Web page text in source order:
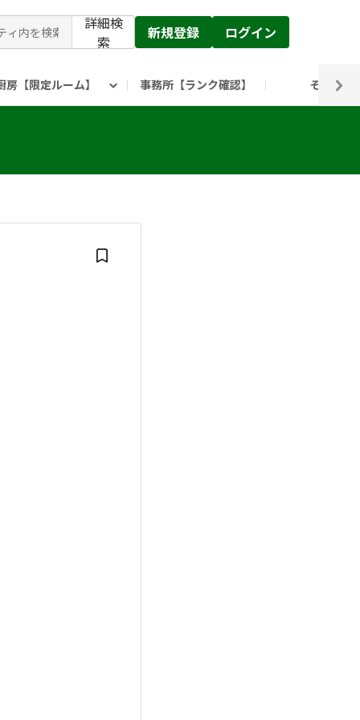
詳細検
索
新規登録 ログイン
房【限定ルーム】 事務所【ランク確認】 その他
クルスホールディングスHP